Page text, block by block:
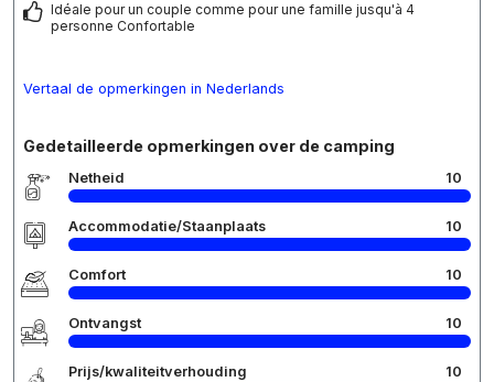
Idéale pour un couple comme pour une famille jusqu'à 4
personne Confortable
Vertaal de opmerkingen in Nederlands
Gedetailleerde opmerkingen over de camping
Netheid 10
Accommodatie/Staanplaats 10
Comfort 10
Ontvangst 10
Prijs/kwaliteitverhouding 10